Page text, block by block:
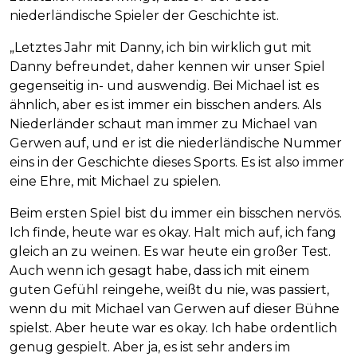
niederländische Spieler der Geschichte ist.
„Letztes Jahr mit Danny, ich bin wirklich gut mit
Danny befreundet, daher kennen wir unser Spiel
gegenseitig in- und auswendig. Bei Michael ist es
ähnlich, aber es ist immer ein bisschen anders. Als
Niederländer schaut man immer zu Michael van
Gerwen auf, und er ist die niederländische Nummer
eins in der Geschichte dieses Sports. Es ist also immer
eine Ehre, mit Michael zu spielen.
Beim ersten Spiel bist du immer ein bisschen nervös.
Ich finde, heute war es okay. Halt mich auf, ich fang
gleich an zu weinen. Es war heute ein großer Test.
Auch wenn ich gesagt habe, dass ich mit einem
guten Gefühl reingehe, weißt du nie, was passiert,
wenn du mit Michael van Gerwen auf dieser Bühne
spielst. Aber heute war es okay. Ich habe ordentlich
genug gespielt. Aber ja, es ist sehr anders im